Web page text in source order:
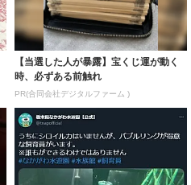
【当選した人が暴露】宝くじ運が動く
時、必ずある前触れ
PR(合同会社デジタルファーム )